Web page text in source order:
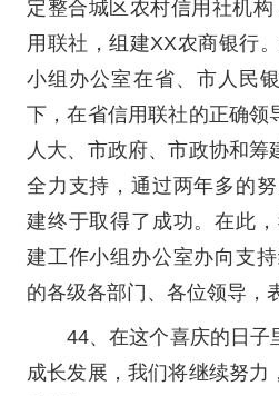
定整合城区农村信用社机
用联社，组建XX农商银行
小组办公室在省、市人民
下，在省信用联社的正确领
人大、市政府、市政协和筹
全力支持，通过两年多的
建终于取得了成功。在此
建工作小组办公室办向支
的各级各部门、各位领导，
44、在这个喜庆的日子
成长发展，我们将继续努力